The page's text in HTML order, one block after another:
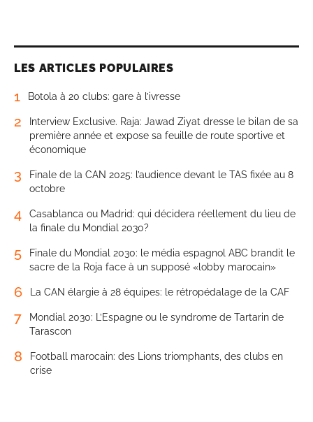
LES ARTICLES POPULAIRES
1 Botola à 20 clubs: gare à l’ivresse
2
Interview Exclusive. Raja: Jawad Ziyat dresse le bilan de sa
première année et expose sa feuille de route sportive et
économique
3
Finale de la CAN 2025: l’audience devant le TAS fixée au 8
octobre
4
Casablanca ou Madrid: qui décidera réellement du lieu de
la finale du Mondial 2030?
5
Finale du Mondial 2030: le média espagnol ABC brandit le
sacre de la Roja face à un supposé «lobby marocain»
6 La CAN élargie à 28 équipes: le rétropédalage de la CAF
7
Mondial 2030: L’Espagne ou le syndrome de Tartarin de
Tarascon
8
Football marocain: des Lions triomphants, des clubs en
crise